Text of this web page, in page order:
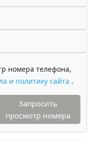
номера телефона,
и политику сайта .
Запросить
просмотр номера